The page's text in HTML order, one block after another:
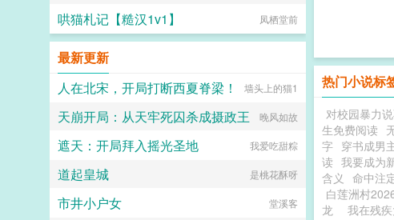
热门小说标
对校园暴力
生免费阅读
字 穿书成男
读 我要成为
含义 命中注
白莲洲村
龙
我在残
百无禁忌
哄猫札记【糙汉1v1】 凤栖堂前
最新更新
人在北宋，开局打断西夏脊梁！
墙头上的猫1
天崩开局：从天牢死囚杀成摄政王 晚风如故
遮天：开局拜入摇光圣地 我爱吃甜粽
道起皇城 是桃花酥呀
市井小户女 堂溪客